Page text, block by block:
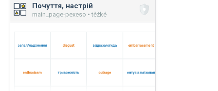
Почуття, настрій
main_page-pexeso • těžké